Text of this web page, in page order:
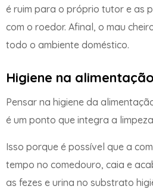
é ruim para o próprio tutor e as
com o roedor. Afinal, o mau
todo o ambiente doméstico.
Higiene na alimentação
Pensar na higiene da
é um ponto que integra a
Isso porque é possível que a
tempo no comedouro, caia e
as fezes e urina no substrato